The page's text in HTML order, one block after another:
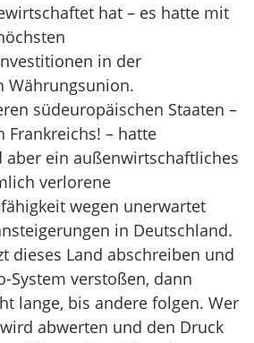
hat – es hatte mit
in der
Währungsunion.
südeuropäischen Staaten –
Frankreichs! – hatte
aber ein außenwirtschaftliches
verlorene
wegen unerwartet
in Deutschland.
dieses Land abschreiben und
System verstoßen, dann
lange, bis andere folgen. Wer
abwerten und den Druck